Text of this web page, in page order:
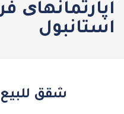
آپارتمانهای
استانبول
شقق